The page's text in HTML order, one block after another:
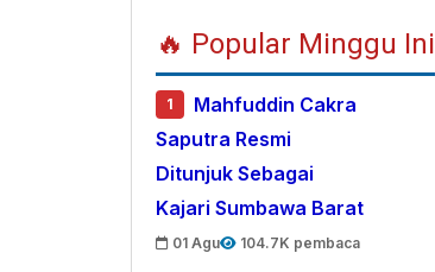
🔥 Popular Minggu Ini
1
Mahfuddin Cakra
Saputra Resmi
Ditunjuk Sebagai
Kajari Sumbawa Barat
01 Agu 104.7K pembaca